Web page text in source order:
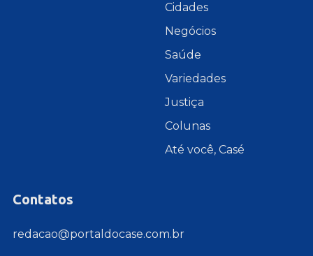
Cidades
Negócios
Saúde
Variedades
Justiça
Colunas
Até você, Casé
Contatos
redacao@portaldocase.com.br